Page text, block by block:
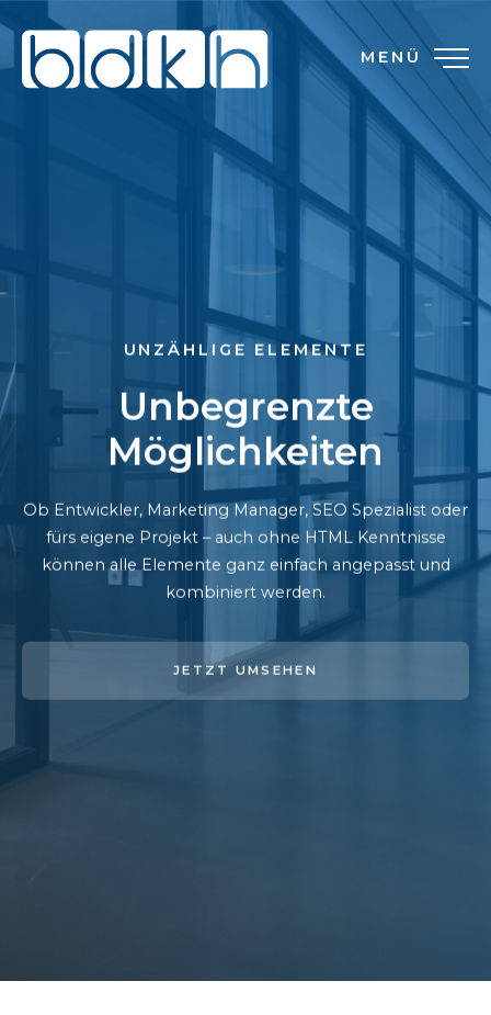
MENÜ
UNZÄHLIGE ELEMENTE
Unbegrenzte
Möglichkeiten
Ob Entwickler, Marketing Manager, SEO Spezialist oder
fürs eigene Projekt – auch ohne HTML Kenntnisse
können alle Elemente ganz einfach angepasst und
kombiniert werden.
JETZT UMSEHEN